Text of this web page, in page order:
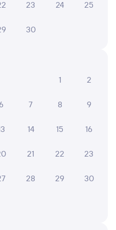
о поездке или
23 24 25
30
1
2
7 8 9
14 15 16
21 22 23
28 29 30